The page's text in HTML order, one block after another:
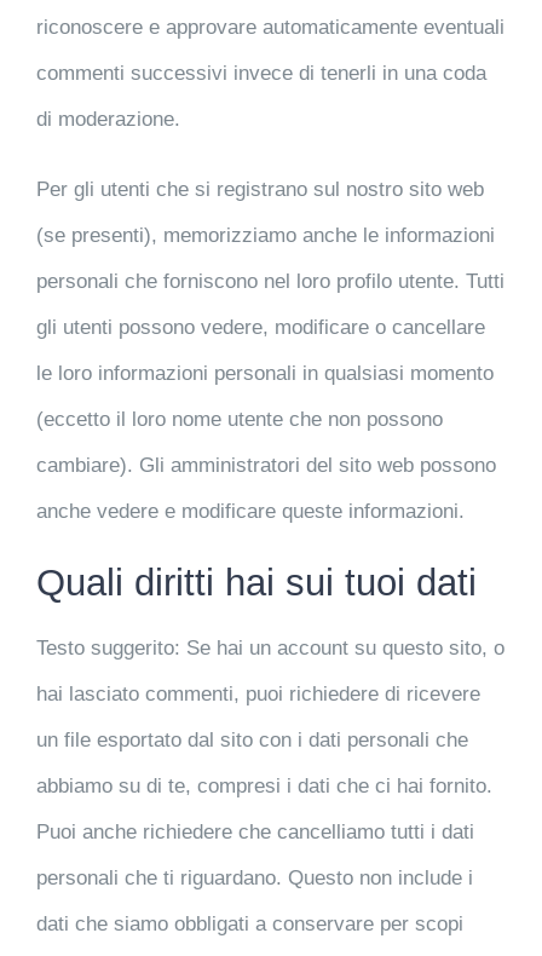
riconoscere e approvare automaticamente eventuali
commenti successivi invece di tenerli in una coda
di moderazione.
Per gli utenti che si registrano sul nostro sito web
(se presenti), memorizziamo anche le informazioni
personali che forniscono nel loro profilo utente. Tutti
gli utenti possono vedere, modificare o cancellare
le loro informazioni personali in qualsiasi momento
(eccetto il loro nome utente che non possono
cambiare). Gli amministratori del sito web possono
anche vedere e modificare queste informazioni.
Quali diritti hai sui tuoi dati
Testo suggerito: Se hai un account su questo sito, o
hai lasciato commenti, puoi richiedere di ricevere
un file esportato dal sito con i dati personali che
abbiamo su di te, compresi i dati che ci hai fornito.
Puoi anche richiedere che cancelliamo tutti i dati
personali che ti riguardano. Questo non include i
dati che siamo obbligati a conservare per scopi